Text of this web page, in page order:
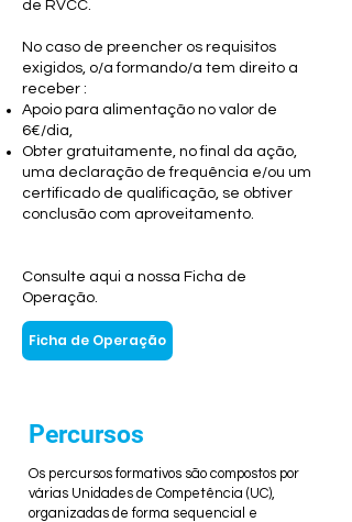
de RVCC.
No caso de preencher os requisitos
exigidos, o/a formando/a tem direito a
receber :
Apoio para alimentação no valor de
6€/dia,
Obter gratuitamente, no final da ação,
uma declaração de frequência e/ou um
certificado de qualificação, se obtiver
conclusão com aproveitamento.
Consulte aqui a nossa Ficha de
Operação.
Ficha de Operação
Percursos
Os percursos formativos são compostos por
várias Unidades de Competência (UC),
organizadas de forma sequencial e